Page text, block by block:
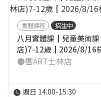
實體課程 招生中
八月實體課┃兒童美術
店)7-12歲┃2026/8/16
🟠響ART士林店
週日 14:00-15:30